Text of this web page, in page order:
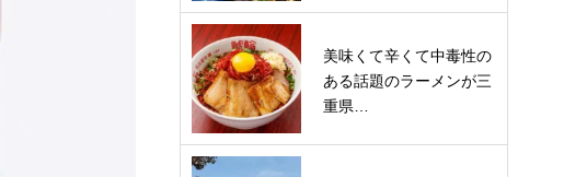
美味くて辛くて中毒性の
ある話題のラーメンが三
重県…